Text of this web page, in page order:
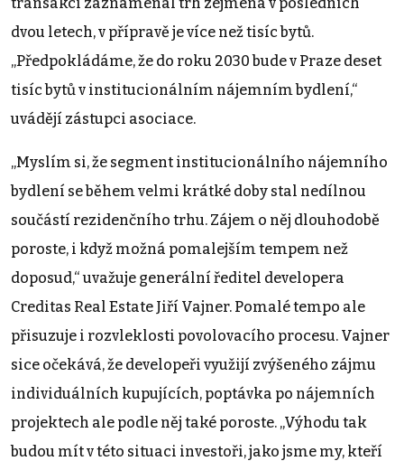
dvou letech, v přípravě je více než tisíc bytů.
„Předpokládáme, že do roku 2030 bude v Praze deset
tisíc bytů v institucionálním nájemním bydlení,“
uvádějí zástupci asociace.
„Myslím si, že segment institucionálního nájemního
bydlení se během velmi krátké doby stal nedílnou
součástí rezidenčního trhu. Zájem o něj dlouhodobě
poroste, i když možná pomalejším tempem než
doposud,“ uvažuje generální ředitel developera
Creditas Real Estate Jiří Vajner. Pomalé tempo ale
přisuzuje i rozvleklosti povolovacího procesu. Vajner
sice očekává, že developeři využijí zvýšeného zájmu
individuálních kupujících, poptávka po nájemních
projektech ale podle něj také poroste. „Výhodu tak
budou mít v této situaci investoři, jako jsme my, kteří